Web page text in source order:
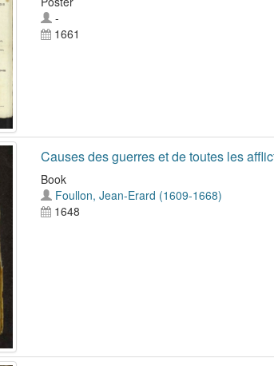
-
1661
Causes des guerres et de toutes les
Book
Foullon, Jean-Erard (1609-1668)
1648